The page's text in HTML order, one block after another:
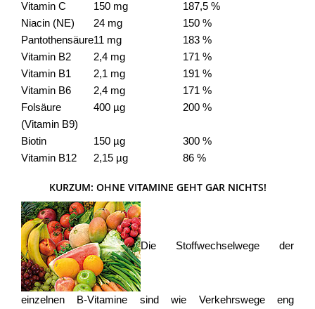
Vitamin C 150 mg
187,5 %
Niacin (NE)
24 mg
150 %
Pantothensäure11 mg
183 %
Vitamin B2
2,4 mg
171 %
Vitamin B1
2,1 mg
191 %
Vitamin B6
2,4 mg
171 %
Folsäure
(Vitamin B9)
400 µg 200 %
Biotin 150 µg
300 %
Vitamin B12
2,15 µg 86 %
KURZUM: OHNE VITAMINE GEHT GAR NICHTS!
Die Stoffwechselwege der
einzelnen B-Vitamine sind wie Verkehrswege eng